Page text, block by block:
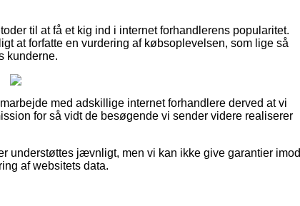
til at få et kig ind i internet forhandlerens popularitet.
at forfatte en vurdering af købsoplevelsen, som lige så
kunderne.
med adskillige internet forhandlere derved at vi
for så vidt de besøgende vi sender videre realiserer
understøttes jævnligt, men vi kan ikke give garantier imod
af websitets data.